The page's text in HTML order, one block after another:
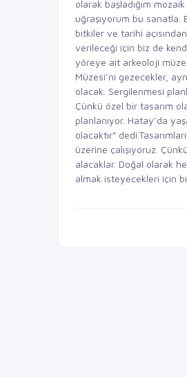
olarak başladığım
uğraşıyorum bu sanatla.
bitkiler ve tarihi
verileceği için biz de
yöreye ait arkeoloji
Müzesi’ni gezecekler,
olacak. Sergilenmesi
Çünkü özel bir tasarım
planlanıyor. Hatay’da
olacaktır”
üzerine çalışıyoruz.
alacaklar. Doğal olarak
almak isteyecekleri için